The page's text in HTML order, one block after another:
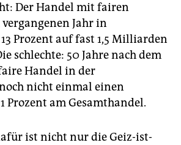
Der Handel mit fairen
Jahr in
Prozent auf fast 1,5 Milliarden
schlechte: 50 Jahre nach dem
Handel in der
nicht einmal einen
Prozent am Gesamthandel.
ist nicht nur die Geiz-ist-